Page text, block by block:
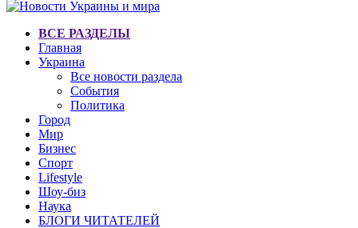
ВСЕ РАЗДЕЛЫ
Главная
Украина
Все новости раздела
События
Политика
Город
Мир
Бизнес
Спорт
Lifestyle
Шоу-биз
Наука
БЛОГИ ЧИТАТЕЛЕЙ